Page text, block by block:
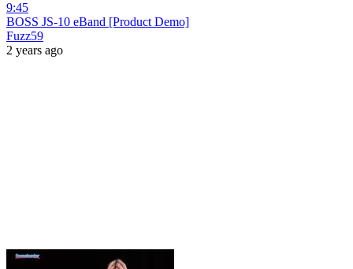
9:45
BOSS JS-10 eBand [Product Demo]
Fuzz59
2 years ago